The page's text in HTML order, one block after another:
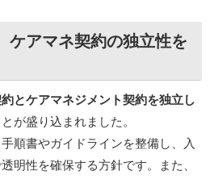
ケアマネ契約の独立性を
とケアマネジメント契約を独立し
が盛り込まれました。
順書やガイドラインを整備し、入
明性を確保する方針です。また、